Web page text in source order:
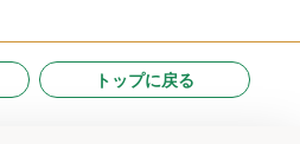
トップに戻る